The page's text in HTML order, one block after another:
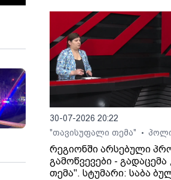
30-07-2026 20:22
"თავისუფალი თემა"
•
რეგიონში არსებული
გამოწვევები -
თემა". სტუმარი: საბა